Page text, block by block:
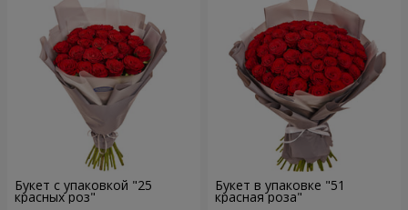
Букет с упаковкой "25
красных роз"
Букет в упаковке "51
красная роза"